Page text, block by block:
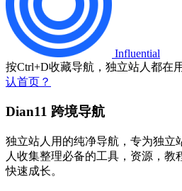
Influential
按Ctrl+D收藏导航，独立站人都在
认首页？
Dian11 跨境导航
独立站人用的纯净导航，专为独立
人收集整理必备的工具，资源，教
快速成长。